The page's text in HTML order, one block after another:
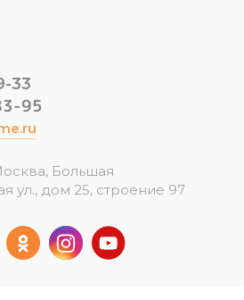
33
95
Большая
ул., дом 25, строение 97